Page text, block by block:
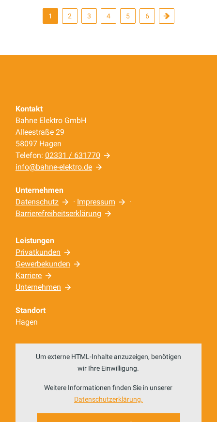
1 2 3 4 5 6
Kontakt
Bahne Elektro GmbH
Alleestraße 29
58097 Hagen
Telefon: 02331 / 631770
info@bahne-elektro.de
Unternehmen
Datenschutz
· Impressum
·
Barrierefreiheitserklärung
Leistungen
Privatkunden
Gewerbekunden
Karriere
Unternehmen
Standort
Hagen
Um externe HTML-Inhalte anzuzeigen, benötigen
wir Ihre Einwilligung.
Weitere Informationen finden Sie in unserer
Datenschutzerklärung.